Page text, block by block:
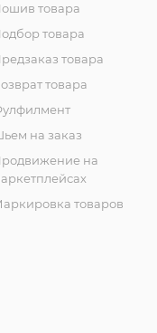
товара
товара
товара
товара
на заказ
на
товаров